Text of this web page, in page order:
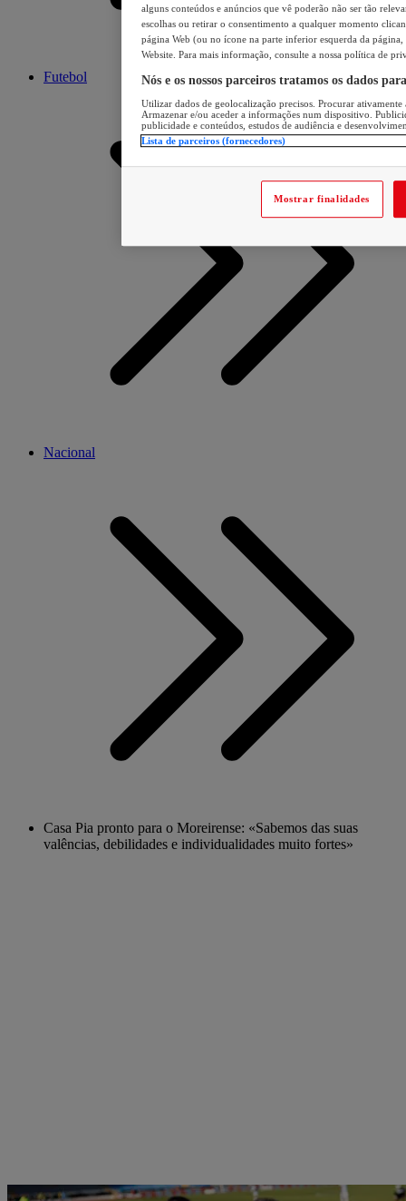
Futebol
Nacional
Casa Pia pronto para o Moreirense: «Sabemos das suas
valências, debilidades e individualidades muito fortes»
alguns conteúdos e anúncios que vê poderão não ser tão
escolhas ou retirar o consentimento a qualquer momento
página Web (ou no ícone na parte inferior esquerda da página,
Website. Para mais informação, consulte a nossa política de
Nós e os nossos parceiros tratamos os dados
Utilizar dados de geolocalização precisos. Procurar
Armazenar e/ou aceder a informações num dispositivo.
publicidade e conteúdos, estudos de audiência e
Lista de parceiros (fornecedores)
Mostrar finalidades